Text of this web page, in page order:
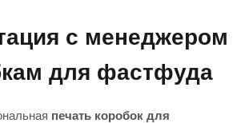
инструмент.стандартно
открываетесь, мы поможем
чтобы ваш старт был ярким и
с менеджером
для фастфуда
печать коробок для